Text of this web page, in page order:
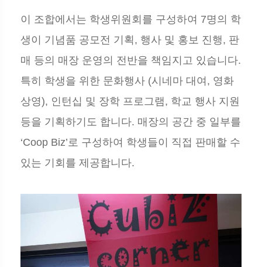
이 조합에서는 학생위원회를 구성하여 7명의 학
생이 기념품 공모전 기획, 행사 및 홍보 진행, 판
매 등의 매장 운영의 전반을 책임지고 있습니다.
특히 학생을 위한 문화행사 (시네마 대여, 영화
상영), 인턴십 및 장학 프로그램, 학교 행사 지원
등을 기획하기도 합니다. 매장의 공간 중 일부를
‘Coop Biz’로 구성하여 학생들이 직접 판매할 수
있는 기회를 제공합니다.